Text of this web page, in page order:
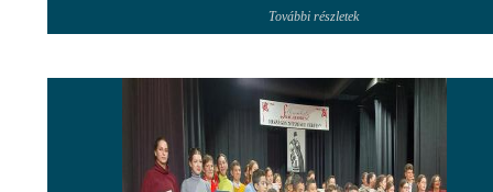
További részletek